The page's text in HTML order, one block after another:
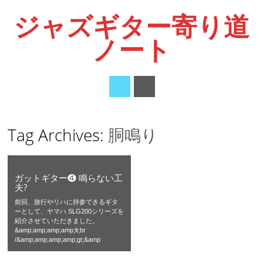
ジャズギター寄り道
ノート
Main menu
content
Tag Archives: 胴鳴り
ガットギター❹ 鳴らない工
夫?
前回、旅行やリハに持参できるギタ
ーとして、ヤマハ SLG200シリーズを
紹介させていただきました。
&amp;amp;amp;amp;lt;br
/&amp;amp;amp;amp;gt;&amp